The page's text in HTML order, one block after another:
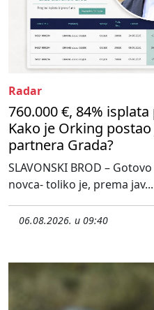
Radar
760.000 €, 84%
Kako je Orking
partnera Grada?
SLAVONSKI BROD –
novca- toliko je, prema jav...
06.08.2026. u 09:40